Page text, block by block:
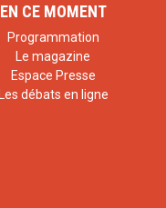
EN CE MOMENT
Programmation
Le magazine
Espace Presse
Les débats en ligne